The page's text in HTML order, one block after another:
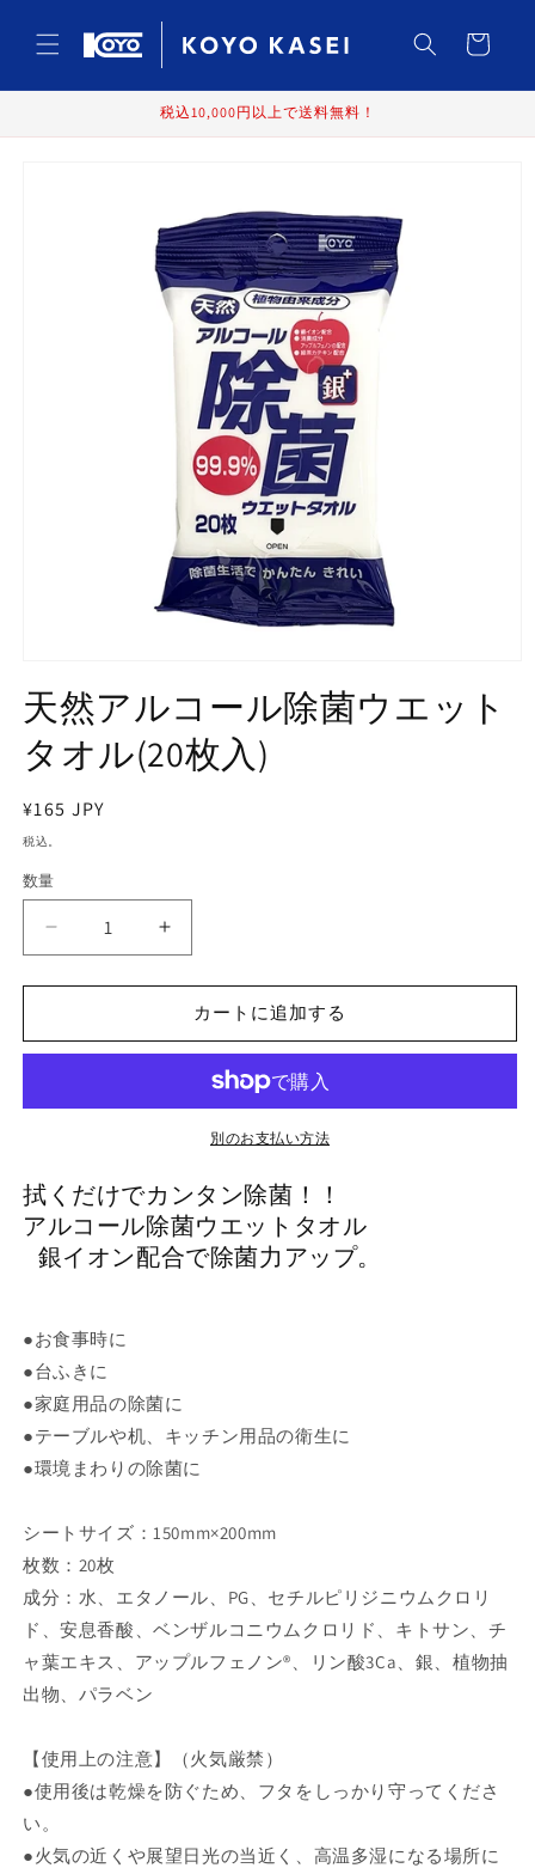
進む
ー
税込10,000円以上で送料無料！
天然アルコール除菌ウエット
タオル(20枚入)
通
常
格
¥165 JPY
税込。
数量
コ
ル
ウ
エ
ッ
オ
ル
(20
入)
の
量
を
減
ら
す
天
コ
ル
ウ
エ
ッ
(20
枚
入)
の
量
増
や
す
カートに追加する
別のお支払い方法
拭くだけでカンタン除菌！！
アルコール除菌ウエットタオル
銀イオン配合で除菌力アップ。
●お食事時に
●台ふきに
●家庭用品の除菌に
●テーブルや机、キッチン用品の衛生に
●環境まわりの除菌に
シートサイズ：150mm×200mm
枚数：20枚
成分：水、エタノール、PG、セチルピリジニウムクロリ
ド、安息香酸、ベンザルコニウムクロリド、キトサン、チ
ャ葉エキス、アップルフェノン®、リン酸3Ca、銀、植物抽
出物、パラベン
【使用上の注意】（火気厳禁）
●使用後は乾燥を防ぐため、フタをしっかり守ってくださ
い。
●火気の近くや展望日光の当近く、高温多湿になる場所に